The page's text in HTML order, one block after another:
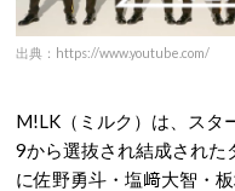
出典：https://www.youtube.com/
M!LK（ミルク）は、スタ
9から選抜され結成され
に佐野勇斗・塩﨑大智・